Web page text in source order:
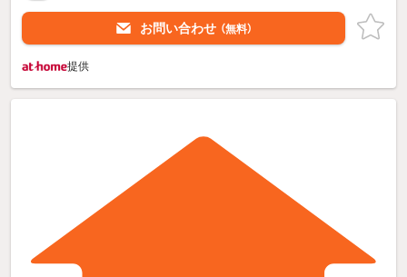
お問い合わせ （無料）
提供